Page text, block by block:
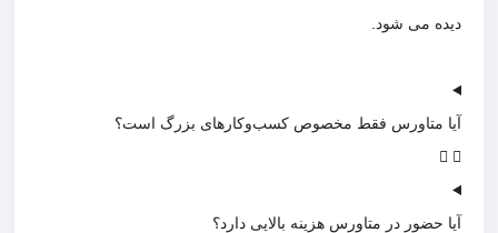
دیده می شود.
آیا متاورس فقط مخصوص کسب‌وکارهای بزرگ است؟
آیا حضور در متاورس هزینه بالایی دارد؟